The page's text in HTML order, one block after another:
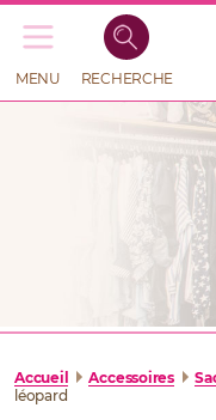
Recherche
de
MENU RECHERCHE
Accueil Accessoires
léopard